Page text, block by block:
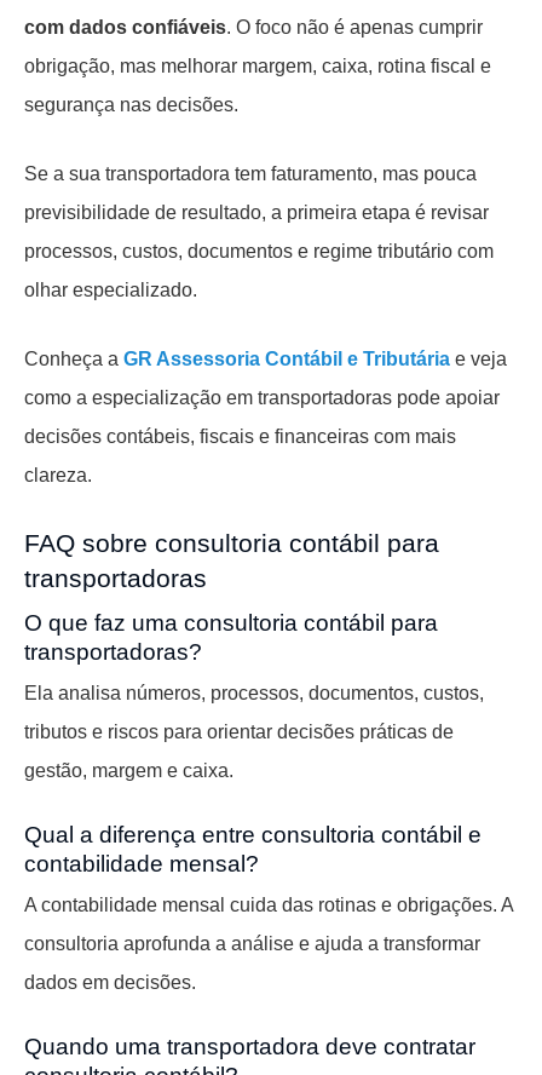
com dados confiáveis. O foco não é apenas cumprir
obrigação, mas melhorar margem, caixa, rotina fiscal e
segurança nas decisões.
Se a sua transportadora tem faturamento, mas pouca
previsibilidade de resultado, a primeira etapa é revisar
processos, custos, documentos e regime tributário com
olhar especializado.
Conheça a GR Assessoria Contábil e Tributária e veja
como a especialização em transportadoras pode apoiar
decisões contábeis, fiscais e financeiras com mais
clareza.
FAQ sobre consultoria contábil para
transportadoras
O que faz uma consultoria contábil para
transportadoras?
Ela analisa números, processos, documentos, custos,
tributos e riscos para orientar decisões práticas de
gestão, margem e caixa.
Qual a diferença entre consultoria contábil e
contabilidade mensal?
A contabilidade mensal cuida das rotinas e obrigações. A
consultoria aprofunda a análise e ajuda a transformar
dados em decisões.
Quando uma transportadora deve contratar